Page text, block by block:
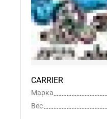
CARRIER
Марка
Вес